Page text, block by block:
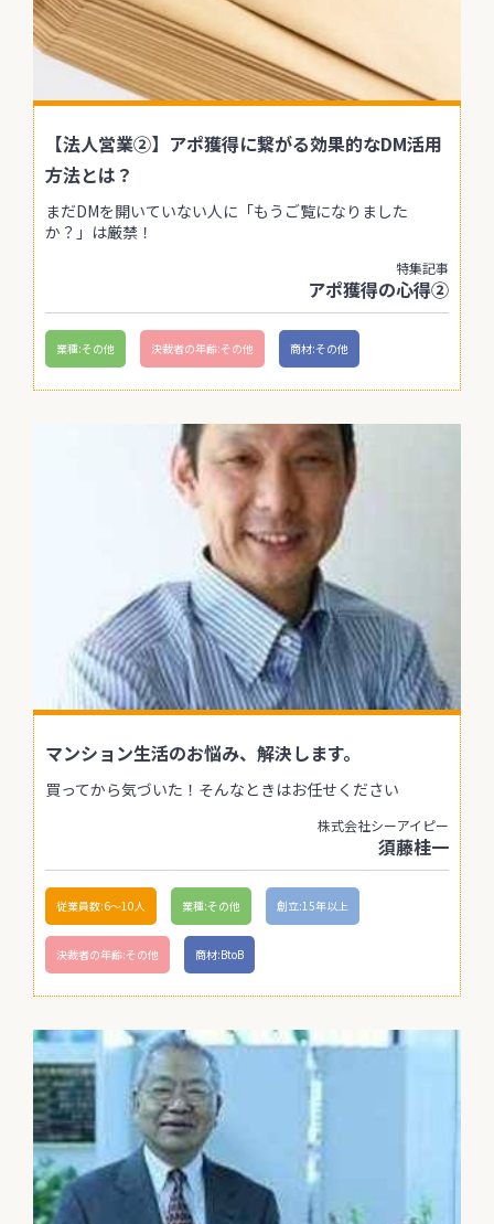
【法人営業②】アポ獲得に繋がる効果的なDM活用
方法とは？
まだDMを開いていない人に「もうご覧になりました
か？」は厳禁！
特集記事
アポ獲得の心得②
業種:その他 決裁者の年齢:その他 商材:その他
マンション生活のお悩み、解決します。
買ってから気づいた！そんなときはお任せください
株式会社シーアイピー
須藤桂一
従業員数:6～10人 業種:その他 創立:15年以上
決裁者の年齢:その他 商材:BtoB